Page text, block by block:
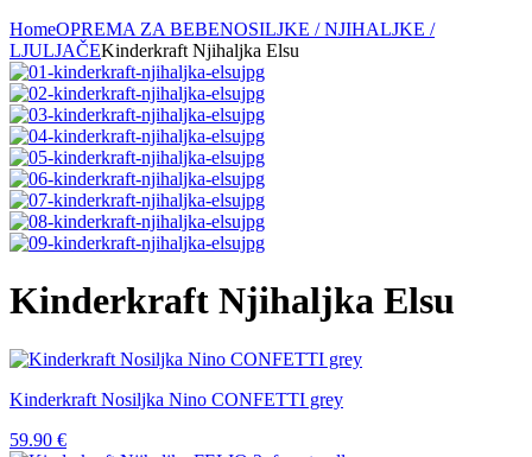
HomeOPREMA ZA BEBENOSILJKE / NJIHALJKE /
LJULJAČEKinderkraft Njihaljka Elsu
Kinderkraft Njihaljka Elsu
Kinderkraft Nosiljka Nino CONFETTI grey
59.90 €